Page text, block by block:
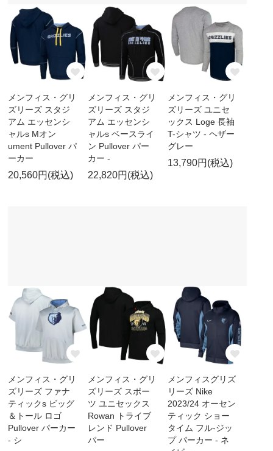
メンフィス・グリ
ズリーズ スタジ
アム エッセンシ
ャルs Mオン
ument Pullover パ
ーカー
20,560円(税込)
メンフィス・グリ
ズリーズ スタジ
アム エッセンシ
ャルs ベースライ
ン Pullover パー
カー -
22,820円(税込)
メンフィス・グリ
ズリーズ ユニセ
ックス Loge 長袖
T-シャツ - ヘザー
グレー
13,790円(税込)
メンフィス・グリ
ズリーズ ファナ
ティックs ビッグ
＆トール ロゴ
Pullover パーカー
- シ
メンフィス・グリ
ズリーズ スポー
ツ ユニセックス
Rowan トライブ
レンド Pullover
パー
メンフィスグリズ
リーズ Nike
2023/24 オーセン
ティック ショー
タイム フル-ジッ
プ パーカー - ネ